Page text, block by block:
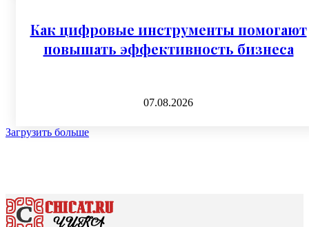
Как цифровые инструменты помогают
повышать эффективность бизнеса
07.08.2026
Загрузить больше